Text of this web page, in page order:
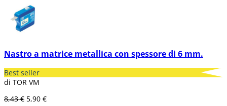
Nastro a matrice metallica con spessore di 6 mm.
Best seller
di TOR VM
8,43 € 5,90 €